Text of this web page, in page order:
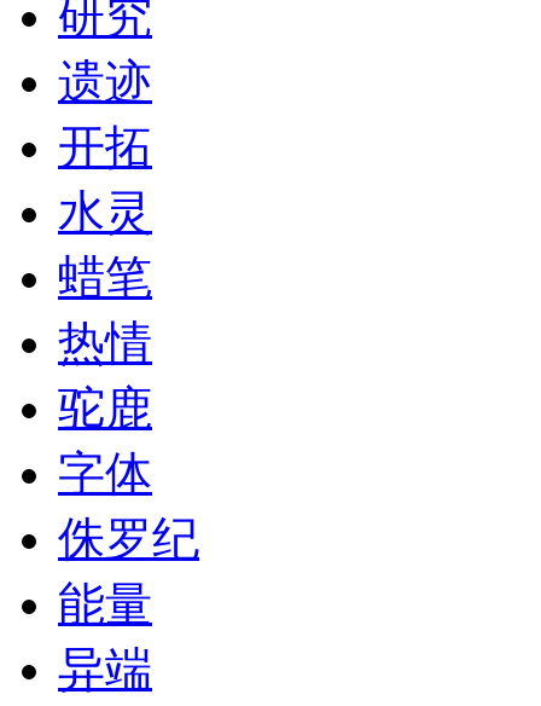
研究
遗迹
开拓
水灵
蜡笔
热情
驼鹿
字体
侏罗纪
能量
异端